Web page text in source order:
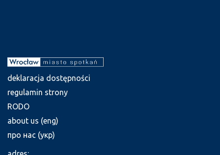
deklaracja dostępności
regulamin strony
RODO
about us (eng)
про нас (укр)